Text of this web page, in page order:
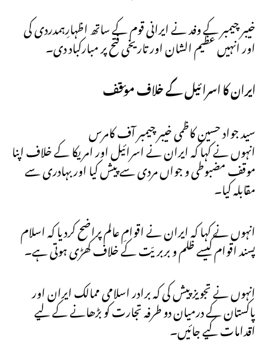
خیبر چیمبر کے وفد نے ایرانی قوم کے ساتھ اظہارِہمدردی کی
اور انہیں عظیم الشان اور تاریخی فتح پر مبارکباد دی۔
ایران کا اسرائیل کے خلاف مؤقف
سید جواد حسین کاظمی خیبر چیمبر آف کامرس
انہوں نے کہا کہ ایران نے اسرائیل اور امریکا کے خلاف اپنا
موقف مضبوطی و جواں مردی سے پیش کیا اور بہادری سے
مقابلہ کیا۔
انہوں نے کہا کہ ایران نے اقوامِ عالم پراضح کردیا کہ اسلام
پسند اقوام کیسے ظلم و بربریّت کے خلاف کھڑی ہوتی ہے۔
انہوں نے تجویز پیش کی کہ برادر اسلامی ممالک ایران اور
پاکستان کے درمیان دو طرفہ تجارت کو بڑھانے کے لیے
اقدامات کیے جائیں۔